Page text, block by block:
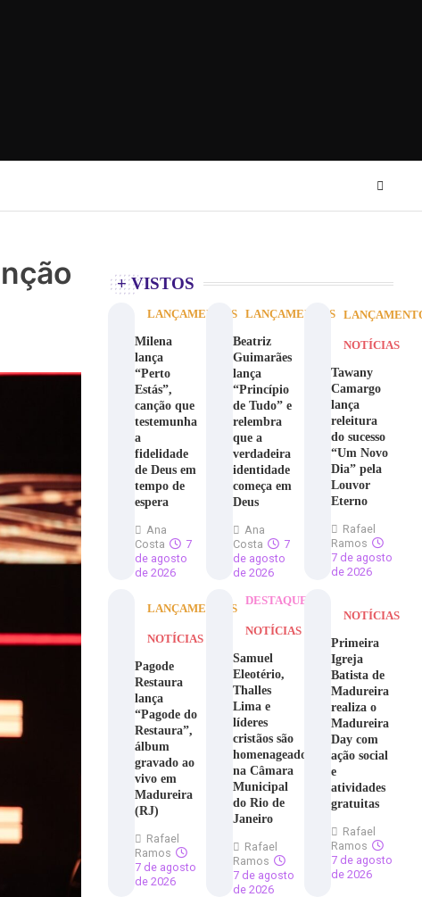
+ VISTOS
LANÇAMENTOS
Milena
lança
“Perto
Estás”,
canção que
testemunha
a
fidelidade
de Deus em
tempo de
espera
Ana
Costa
7
de agosto
de 2026
LANÇAMENTOS
Beatriz
Guimarães
lança
“Princípio
de Tudo” e
relembra
que a
verdadeira
identidade
começa em
Deus
Ana
Costa
7
de agosto
de 2026
NOTÍCIAS
Tawany
Camargo
lança
releitura
do sucesso
“Um Novo
Dia” pela
Louvor
Eterno
Rafael
Ramos
7 de agosto
de 2026
LANÇAMENTOS
NOTÍCIAS
Pagode
Restaura
lança
“Pagode do
Restaura”,
álbum
gravado ao
vivo em
Madureira
(RJ)
Rafael
Ramos
7 de agosto
de 2026
DESTAQUE
NOTÍCIAS
Samuel
Eleotério,
Thalles
Lima e
líderes
cristãos são
homenageados
na Câmara
Municipal
do Rio de
Janeiro
Rafael
Ramos
7 de agosto
de 2026
NOTÍCIAS
Primeira
Igreja
Batista de
Madureira
realiza o
Madureira
Day com
ação social
e
atividades
gratuitas
Rafael
Ramos
7 de agosto
de 2026